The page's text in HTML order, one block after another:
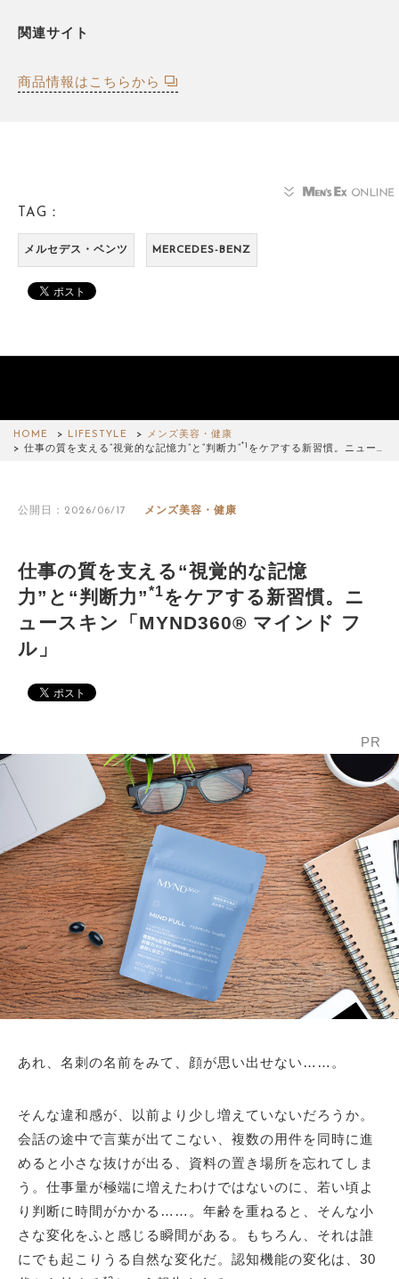
関連サイト
商品情報はこちらから
TAG：
メルセデス・ベンツ MERCEDES-BENZ
HOME LIFESTYLE
メンズ美容・健康
仕事の質を支える“視覚的な記憶力”と“判断力”*1 をケアする新習慣。ニュー…
公開日：2026/06/17 メンズ美容・健康
仕事の質を支える“視覚的な記憶
力”と“判断力”*1をケアする新習慣。ニ
ュースキン「MYND360® マインド フ
ル」
PR
あれ、名刺の名前をみて、顔が思い出せない……。
そんな違和感が、以前より少し増えていないだろうか。
会話の途中で言葉が出てこない、複数の用件を同時に進
めると小さな抜けが出る、資料の置き場所を忘れてしま
う。仕事量が極端に増えたわけではないのに、若い頃よ
り判断に時間がかかる……。年齢を重ねると、そんな小
さな変化をふと感じる瞬間がある。もちろん、それは誰
にでも起こりうる自然な変化だ。認知機能の変化は、30